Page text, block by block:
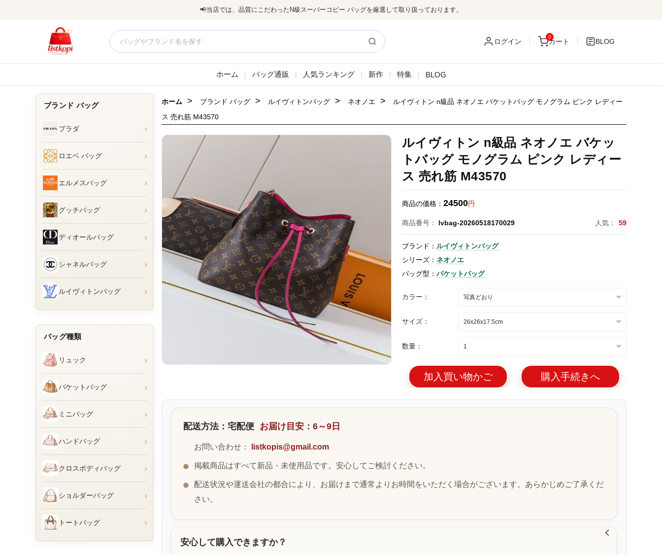
📢当店では、品質にこだわったN級スーパーコピー バッグを厳選して取り扱っております。
ログイン
0
カート BLOG
ホーム | バッグ通販 | 人気ランキング | 新作 | 特集 | BLOG
ブランド バッグ
プラダ ›
ロエベ バッグ ›
エルメスバッグ ›
グッチバッグ ›
ディオールバッグ ›
シャネルバッグ ›
ルイヴィトンバッグ ›
バッグ種類
リュック ›
バケットバッグ ›
ミニバッグ ›
ハンドバッグ ›
クロスボディバッグ ›
ショルダーバッグ ›
トートバッグ ›
ホーム > ブランド バッグ > ルイヴィトンバッグ > ネオノエ >
ルイヴィトン n級品 ネオノエ バケットバッグ モノグラム ピンク レディー
ス 売れ筋 M43570
ルイヴィトン n級品 ネオノエ バケッ
トバッグ モノグラム ピンク レディー
ス 売れ筋 M43570
商品の価格： 24500円
商品番号： lvbag-20260518170029 人気： 59
ブランド： ルイヴィトンバッグ
シリーズ： ネオノエ
バッグ型： バケットバッグ
カラー：
サイズ：
数量：
加入買い物かご 購入手続きへ
配送方法：宅配便 お届け目安：6～9日
お問い合わせ： listkopis@gmail.com
掲載商品はすべて新品・未使用品です。安心してご検討ください。
配送状況や運送会社の都合により、お届けまで通常よりお時間をいただく場合がございます。あらかじめご了承くだ
さい。
安心して購入できますか？
